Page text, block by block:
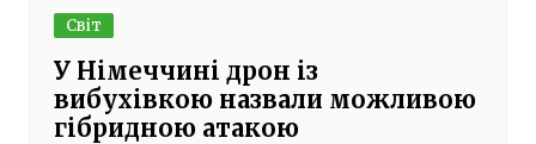
Світ
У Німеччині дрон із
вибухівкою назвали можливою
гібридною атакою